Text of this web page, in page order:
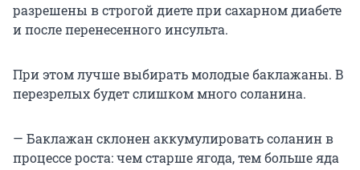
разрешены в строгой диете при сахарном диабете
и после перенесенного инсульта.
При этом лучше выбирать молодые баклажаны. В
перезрелых будет слишком много соланина.
— Баклажан склонен аккумулировать соланин в
процессе роста: чем старше ягода, тем больше яда